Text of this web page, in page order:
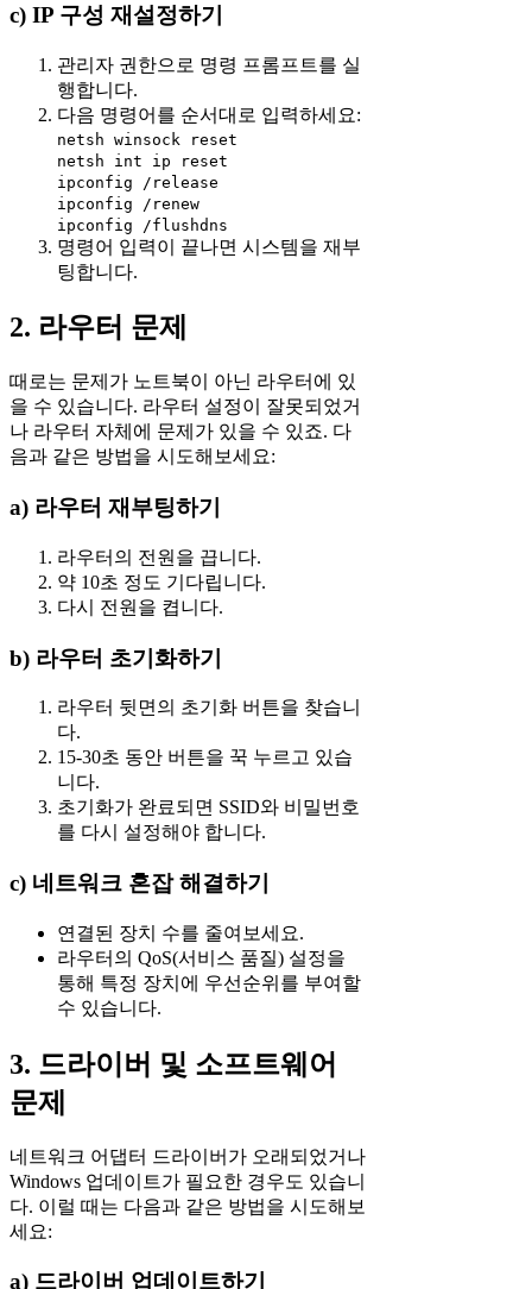
c) IP 구성 재설정하기
관리자 권한으로 명령 프롬프트를 실
행합니다.
다음 명령어를 순서대로 입력하세요:
netsh winsock reset
netsh int ip reset
ipconfig /release
ipconfig /renew
ipconfig /flushdns
명령어 입력이 끝나면 시스템을 재부
팅합니다.
2. 라우터 문제
때로는 문제가 노트북이 아닌 라우터에 있
을 수 있습니다. 라우터 설정이 잘못되었거
나 라우터 자체에 문제가 있을 수 있죠. 다
음과 같은 방법을 시도해보세요:
a) 라우터 재부팅하기
라우터의 전원을 끕니다.
약 10초 정도 기다립니다.
다시 전원을 켭니다.
b) 라우터 초기화하기
라우터 뒷면의 초기화 버튼을 찾습니
다.
15-30초 동안 버튼을 꾹 누르고 있습
니다.
초기화가 완료되면 SSID와 비밀번호
를 다시 설정해야 합니다.
c) 네트워크 혼잡 해결하기
연결된 장치 수를 줄여보세요.
라우터의 QoS(서비스 품질) 설정을
통해 특정 장치에 우선순위를 부여할
수 있습니다.
3. 드라이버 및 소프트웨어
문제
네트워크 어댑터 드라이버가 오래되었거나
Windows 업데이트가 필요한 경우도 있습니
다. 이럴 때는 다음과 같은 방법을 시도해보
세요:
a) 드라이버 업데이트하기